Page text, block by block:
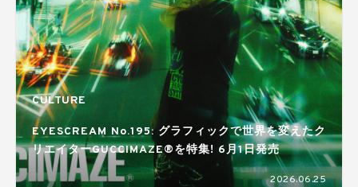
CULTURE
EYESCREAM No.195: グラフィックで世界を変えたク
リエイターGUCCIMAZE®を特集! 6月1日発売
2026.06.25